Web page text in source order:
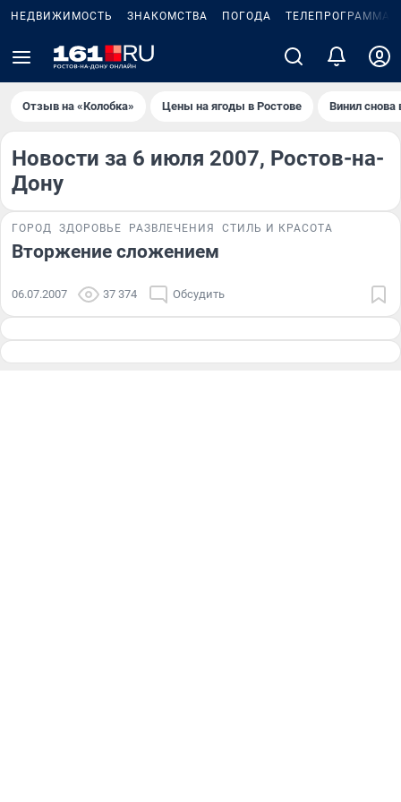
НЕДВИЖИМОСТЬ ЗНАКОМСТВА ПОГОДА ТЕЛЕПРОГРАММА
Отзыв на «Колобка» Цены на ягоды в Ростове Винил снова
Новости за 6 июля 2007, Ростов-на-
Дону
ГОРОД ЗДОРОВЬЕ РАЗВЛЕЧЕНИЯ СТИЛЬ И КРАСОТА
Вторжение сложением
06.07.2007 37 374 Обсудить